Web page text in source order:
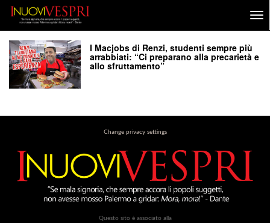
I Macjobs di Renzi, studenti sempre più
arrabbiati: “Ci preparano alla precarietà e
allo sfruttamento”
Change privacy settings
Questo sito è associato alla